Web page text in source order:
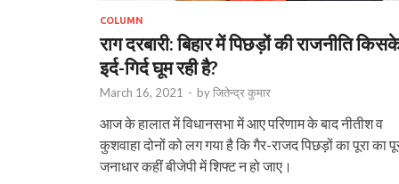
COLUMN
राग दरबारी: बिहार में पिछड़ों की राजनीति
इर्द-गिर्द घूम रही है?
March 16, 2021 - byजितेन्द्र कुमार
आज के हालात में विधानसभा में आए परिणाम के बाद नीतीश व
कुशवाहा दोनों को लग गया है कि गैर-राजद पिछड़ों का पूरा का
जनाधार कहीं बीजेपी में शिफ्ट न हो जाए।